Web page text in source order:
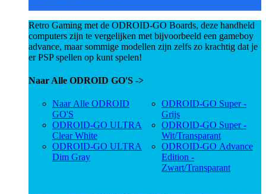
Retro Gaming met de ODROID-GO Boards, deze handheld
computers zijn te vergelijken met bijvoorbeeld een gameboy
advance, maar sommige modellen zijn zelfs zo krachtig dat je
er PSP spellen op kunt spelen!
Naar Alle ODROID GO'S ->
Naar Alle ODROID
GO'S
ODROID-GO ULTRA
Clear White
ODROID-GO ULTRA
Dim Gray
ODROID-GO Super -
Grijs
ODROID-GO Super -
Wit/Transparant
ODROID-GO Advance
Edition -
Zwart/Transparant